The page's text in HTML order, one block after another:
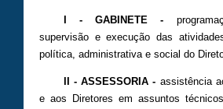
I - GABINETE -
supervisão e execução das
política, administrativa e social do
II - ASSESSORIA - assistência
e aos Diretores em assuntos